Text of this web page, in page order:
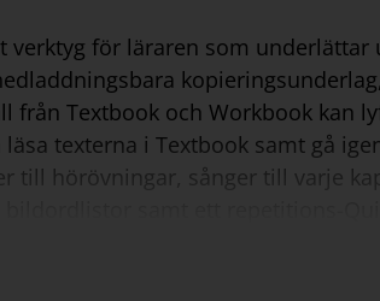
verktyg för läraren som underlättar
från Textbook och Workbook kan
texterna i Textbook samt gå
till hörövningar, sånger till varje